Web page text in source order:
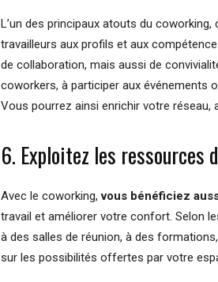
L’un des principaux atouts du
travailleurs aux profils et aux
de collaboration, mais aussi de
coworkers, à participer aux événements
Vous pourrez ainsi enrichir votre réseau,
6. Exploitez les ressources
Avec le coworking,vous bénéficiez
travail et améliorer votre confort. Selon
à des salles de réunion, à des
sur les possibilités offertes par votre